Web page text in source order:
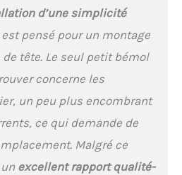
d’une simplicité
pensé pour un montage
tête. Le seul petit bémol
concerne les
un peu plus encombrant
ce qui demande de
Malgré ce
excellent rapport qualité-